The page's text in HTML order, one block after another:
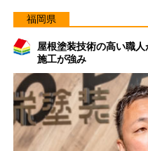
福岡県
屋根塗装技術の高い職
施工が強み